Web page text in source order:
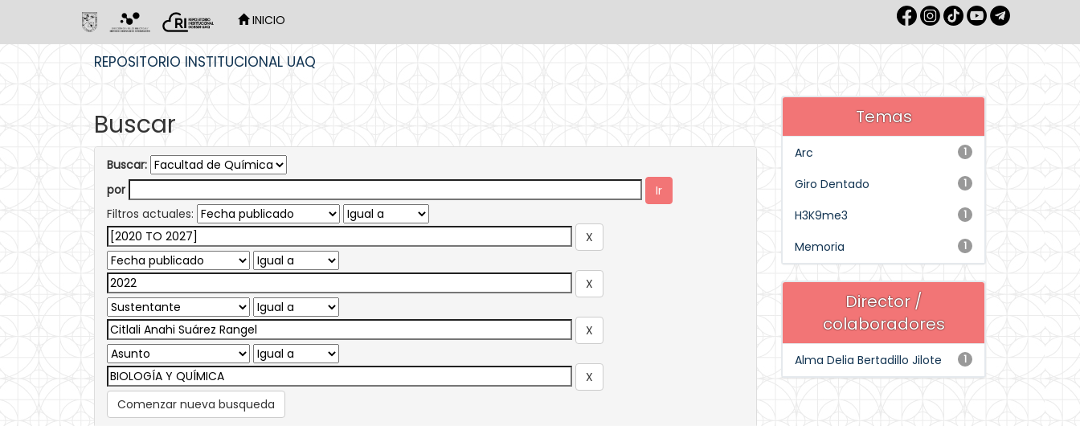
INICIO
REPOSITORIO INSTITUCIONAL UAQ
Buscar
Buscar:
por
Filtros actuales:
Comenzar nueva busqueda
Temas
1
Arc
1
Giro Dentado
1
H3K9me3
1
Memoria
Director /
colaboradores
1
Alma Delia Bertadillo Jilote